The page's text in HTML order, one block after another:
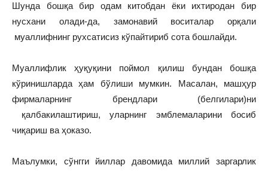
Шунда бошқа бир одам китобдан ёки ихтиродан бир
нусхани олади-да, замонавий воситалар орқали
муаллифнинг рухсатисиз кўпайтириб сота бошлайди.
Муаллифлик ҳуқуқини поймол қилиш бундан бошқа
кўринишларда ҳам бўлиши мумкин. Масалан, машҳур
фирмаларнинг брендлари (белгилари)ни
қалбакилаштириш, уларнинг эмблемаларини босиб
чиқариш ва ҳоказо.
Маълумки, сўнгги йиллар давомида миллий заргарлик